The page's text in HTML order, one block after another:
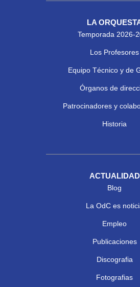
LA
Temporada 2026-
Los Profesores
Equipo Técnico y de
Órganos de
Patrocinadores y
Historia
ACTUALIDAD
Blog
La OdC es
Empleo
Publicaciones
Discografia
Fotografias